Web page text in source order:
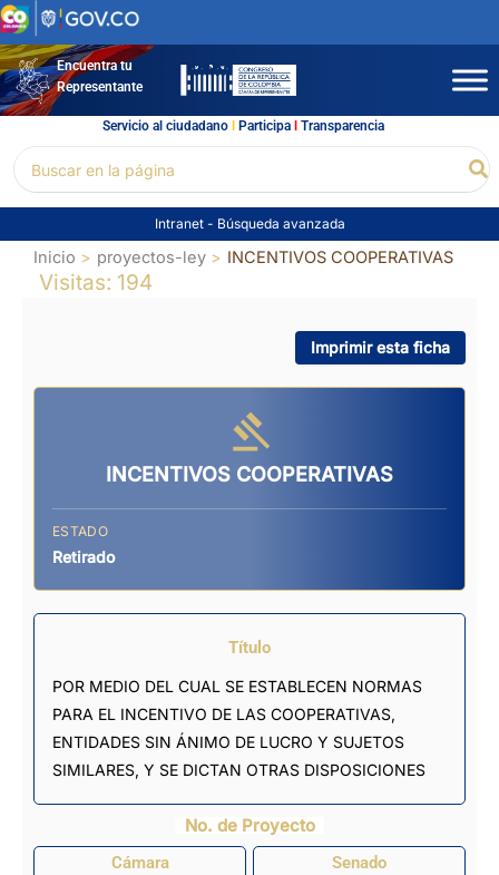
Ir
al
contenidoEncuentra tu
Representante
Servicio al ciudadano l Participal Transparencia
por:
Intranet - Búsqueda avanzada
Inicio proyectos-ley INCENTIVOS COOPERATIVAS
Visitas: 194
Imprimir esta ficha
INCENTIVOS COOPERATIVAS
ESTADO
Retirado
Título
POR MEDIO DEL CUAL SE ESTABLECEN NORMAS
PARA EL INCENTIVO DE LAS COOPERATIVAS,
ENTIDADES SIN ÁNIMO DE LUCRO Y SUJETOS
SIMILARES, Y SE DICTAN OTRAS DISPOSICIONES
No. de Proyecto
Cámara Senado